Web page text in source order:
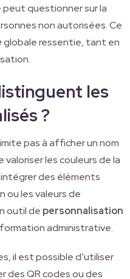
peut questionner sur la
non autorisées. Ce
globale ressentie, tant en
les
?
pas à afficher un nom
les couleurs de la
des éléments
ou les valeurs de
outil de personnalisation
administrative.
il est possible d’utiliser
des QR codes ou des